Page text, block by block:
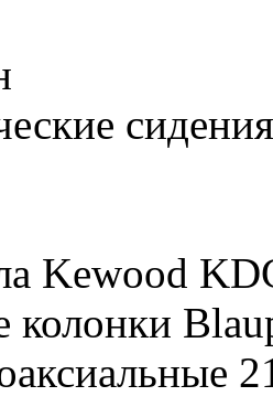
Kewood
колонки